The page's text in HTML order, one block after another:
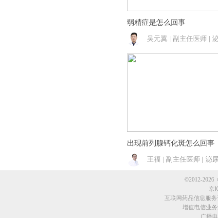
弱精症是怎么回事
吴元翼 | 副主任医师 |
出现前列腺钙化斑怎么回事
王福 | 副主任医师 | 泌
©2012-2026
京
互联网药品信息服
增值电信业
广播